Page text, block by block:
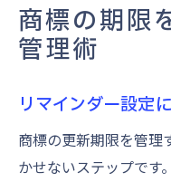
商標の期限
管理術
リマインダー設定
商標の更新期限を管理
かせないステップです